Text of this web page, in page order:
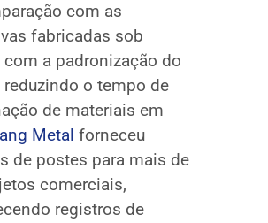
com as
fabricadas sob
com a padronização do
reduzindo o tempo de
de materiais em
Metal forneceu
de postes para mais de
comerciais,
registros de